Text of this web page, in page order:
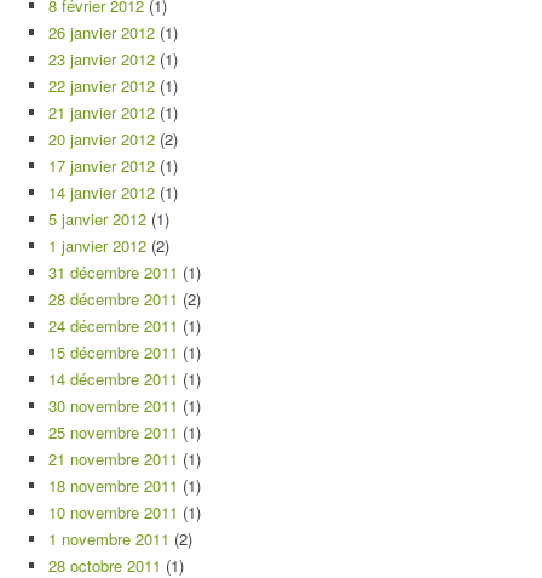
8 février 2012 (1)
26 janvier 2012 (1)
23 janvier 2012 (1)
22 janvier 2012 (1)
21 janvier 2012 (1)
20 janvier 2012 (2)
17 janvier 2012 (1)
14 janvier 2012 (1)
5 janvier 2012 (1)
1 janvier 2012 (2)
31 décembre 2011 (1)
28 décembre 2011 (2)
24 décembre 2011 (1)
15 décembre 2011 (1)
14 décembre 2011 (1)
30 novembre 2011 (1)
25 novembre 2011 (1)
21 novembre 2011 (1)
18 novembre 2011 (1)
10 novembre 2011 (1)
1 novembre 2011 (2)
28 octobre 2011 (1)